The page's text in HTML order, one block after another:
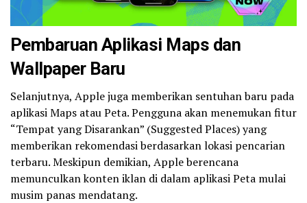
Pembaruan Aplikasi Maps dan
Wallpaper Baru
Selanjutnya, Apple juga memberikan sentuhan baru pada
aplikasi Maps atau Peta. Pengguna akan menemukan fitur
“Tempat yang Disarankan” (Suggested Places) yang
memberikan rekomendasi berdasarkan lokasi pencarian
terbaru. Meskipun demikian, Apple berencana
memunculkan konten iklan di dalam aplikasi Peta mulai
musim panas mendatang.